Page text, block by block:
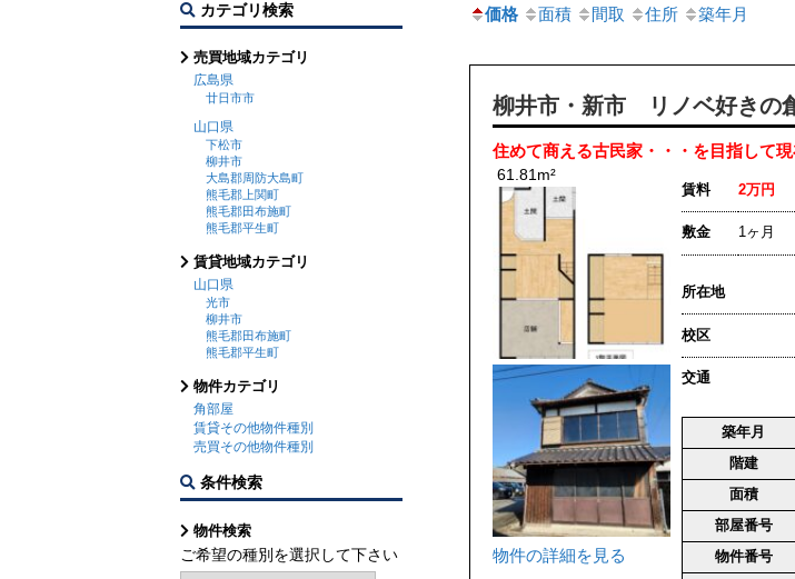
価格 面積 間取 住所 築年月
柳井市・新市 リノベ好きの
住めて商える古民家・・・を目指して
61.81m²
物件の詳細を見る
賃料 2万円
敷金 1ヶ月
所在地
校区
交通
築年月
階建
面積
部屋番号
物件番号
カテゴリ検索
売買地域カテゴリ
広島県
廿日市市
山口県
下松市
柳井市
大島郡周防大島町
熊毛郡上関町
熊毛郡田布施町
熊毛郡平生町
賃貸地域カテゴリ
山口県
光市
柳井市
熊毛郡田布施町
熊毛郡平生町
物件カテゴリ
角部屋
賃貸その他物件種別
売買その他物件種別
条件検索
物件検索
ご希望の種別を選択して下さい